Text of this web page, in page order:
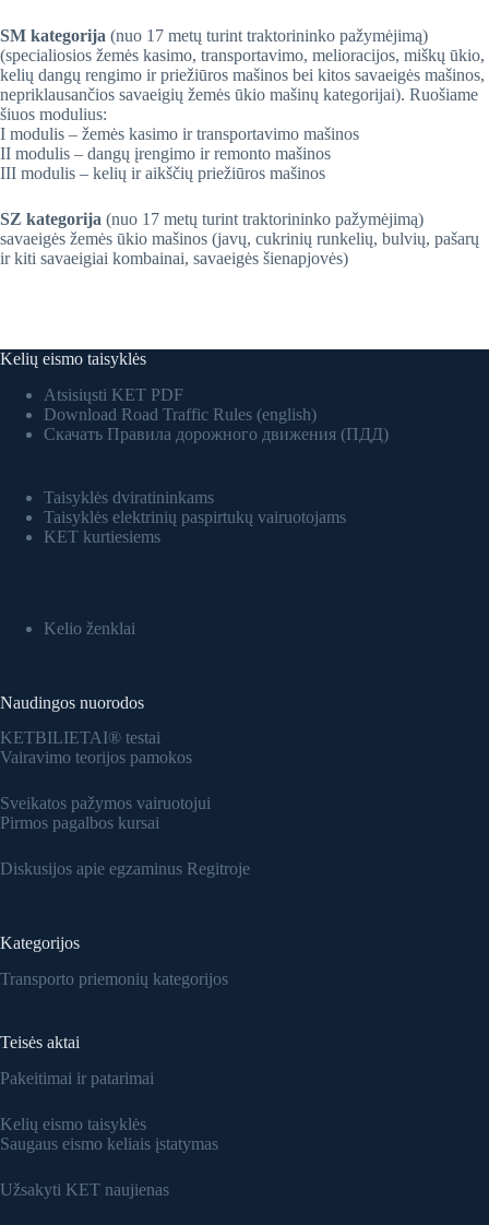
SM kategorija (nuo 17 metų turint traktorininko pažymėjimą)
(specialiosios žemės kasimo, transportavimo, melioracijos, miškų ūkio,
kelių dangų rengimo ir priežiūros mašinos bei kitos savaeigės mašinos,
nepriklausančios savaeigių žemės ūkio mašinų kategorijai). Ruošiame
šiuos modulius:
I modulis – žemės kasimo ir transportavimo mašinos
II modulis – dangų įrengimo ir remonto mašinos
III modulis – kelių ir aikščių priežiūros mašinos
SZ kategorija (nuo 17 metų turint traktorininko pažymėjimą)
savaeigės žemės ūkio mašinos (javų, cukrinių runkelių, bulvių, pašarų
ir kiti savaeigiai kombainai, savaeigės šienapjovės)
Kelių eismo taisyklės
Atsisiųsti KET PDF
Download Road Traffic Rules (english)
Скачать Правила дорожного движения (ПДД)
Taisyklės dviratininkams
Taisyklės elektrinių paspirtukų vairuotojams
KET kurtiesiems
Kelio ženklai
Naudingos nuorodos
KETBILIETAI® testai
Vairavimo teorijos pamokos
Sveikatos pažymos vairuotojui
Pirmos pagalbos kursai
Diskusijos apie egzaminus Regitroje
Kategorijos
Transporto priemonių kategorijos
Teisės aktai
Pakeitimai ir patarimai
Kelių eismo taisyklės
Saugaus eismo keliais įstatymas
Užsakyti KET naujienas